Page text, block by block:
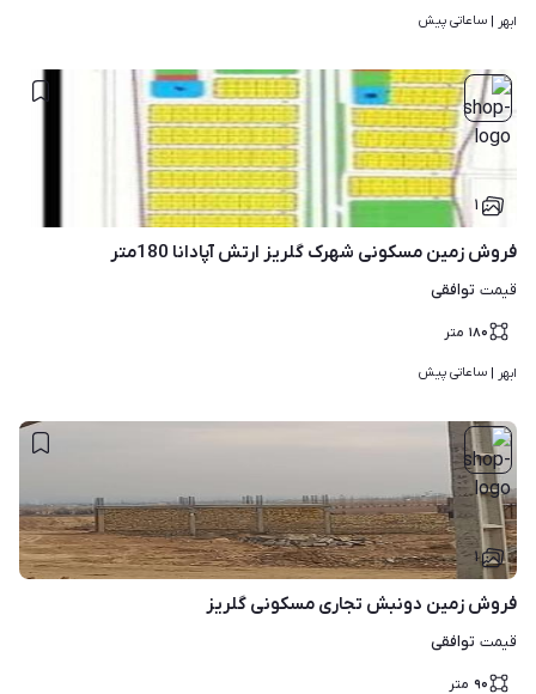
ابهر | ساعاتی پیش
۱
فروش زمین مسکونی شهرک گلریز ارتش آپادانا 180متر
قیمت توافقی
۱۸۰ متر
ابهر | ساعاتی پیش
۱
فروش زمین دونبش تجاری مسکونی گلریز
قیمت توافقی
۹۰ متر